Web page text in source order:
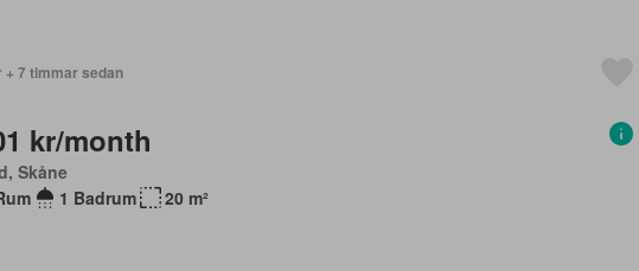
+ 7 timmar sedan
kr/month
Skåne
1 Badrum 20 m²